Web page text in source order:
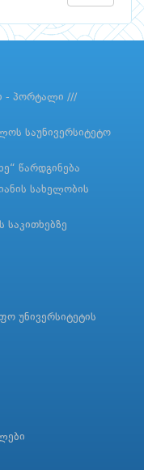
- პორტალი ///
საუნივერსიტეტო
წარდგინება
სახელობის
საკითხებზე
უნივერსიტეტის